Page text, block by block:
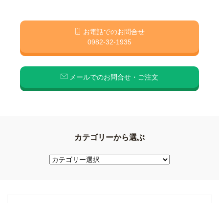
お電話でのお問合せ
0982-32-1935
メールでのお問合せ・ご注文
カテゴリーから選ぶ